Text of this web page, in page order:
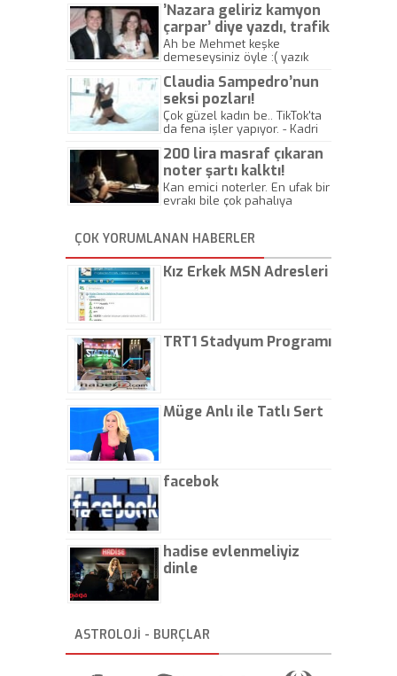
’Nazara geliriz kamyon
çarpar’ diye yazdı, trafik
kazasında öldü!
Ah be Mehmet keşke
demeseysiniz öyle :( yazık
Claudia Sampedro’nun
seksi pozları!
Çok güzel kadın be.. TikTok'ta
da fena işler yapıyor. - Kadri
200 lira masraf çıkaran
noter şartı kalktı!
Kan emici noterler. En ufak bir
evrakı bile çok pahalıya
kaptırıyorsunuz. - Kayhan
Gezenti
ÇOK YORUMLANAN HABERLER
Kız Erkek MSN Adresleri
TRT1 Stadyum Programı
Müge Anlı ile Tatlı Sert
facebok
hadise evlenmeliyiz
dinle
ASTROLOJİ - BURÇLAR